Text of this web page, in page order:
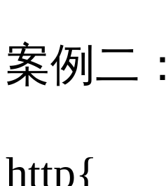
案例二：
http{